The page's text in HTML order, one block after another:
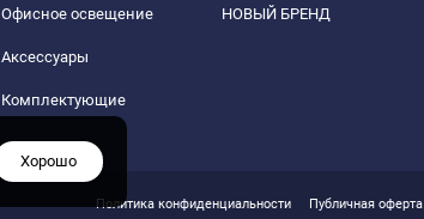
Офисное освещение
Аксессуары
Комплектующие
НОВЫЙ БРЕНД
Политика конфиденциальности Публичная оферта
Хорошо